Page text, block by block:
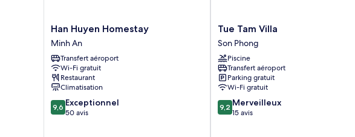
Han
Huyen
Homestay
Minh
An
Han Huyen Homestay
Minh An
Transfert aéroport
Wi-Fi gratuit
Restaurant
Climatisation
9.6
sur
9,6 Exceptionnel
50 avis
Tue
Tam
Villa
Son
Phong
Tue Tam Villa
Son Phong
Piscine
Transfert aéroport
Parking gratuit
Wi-Fi gratuit
9.2
sur
9,2 Merveilleux
15 avis